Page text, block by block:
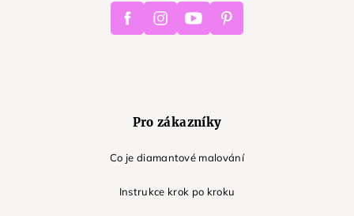
FacebookInstagramYoutube Pinterest
Pro zákazníky
Co je diamantové malování
Instrukce krok po kroku